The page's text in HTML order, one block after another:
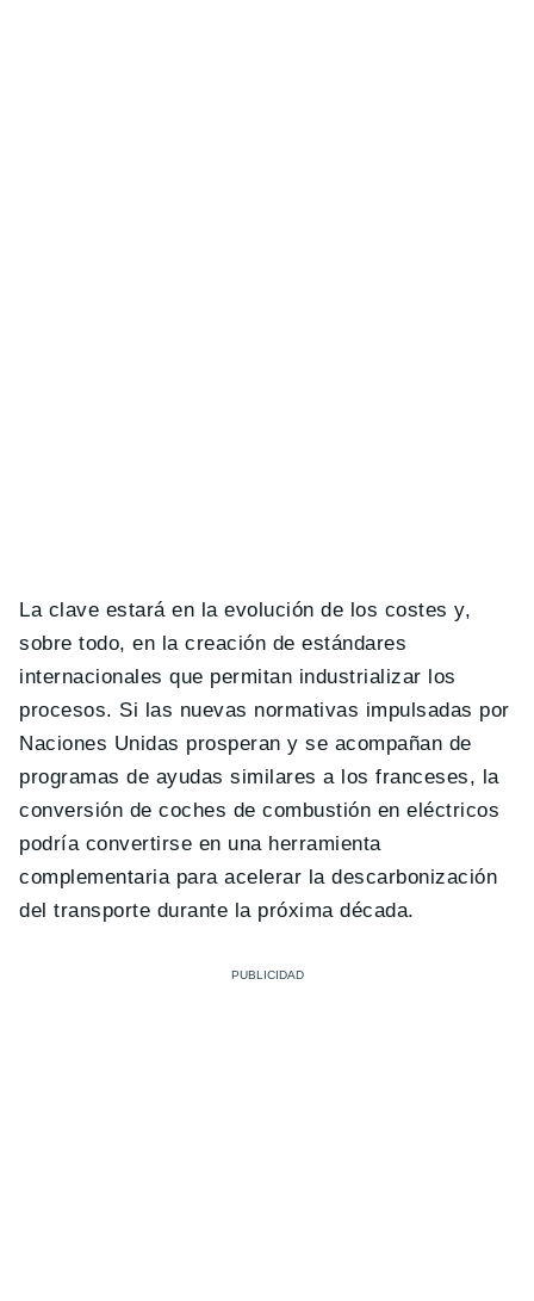
La clave estará en la evolución de los costes y,
sobre todo, en la creación de estándares
internacionales que permitan industrializar los
procesos. Si las nuevas normativas impulsadas por
Naciones Unidas prosperan y se acompañan de
programas de ayudas similares a los franceses, la
conversión de coches de combustión en eléctricos
podría convertirse en una herramienta
complementaria para acelerar la descarbonización
del transporte durante la próxima década.